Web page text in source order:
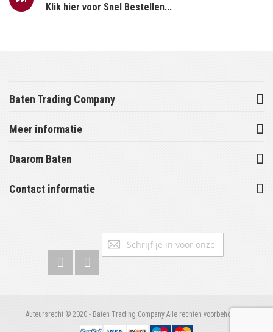
Klik hier voor Snel Bestellen...
Baten Trading Company
Meer informatie
Daarom Baten
Contact informatie
Abonneer
Auteursrecht © 2020 - Baten Trading Company Alle rechten voorbehouden.